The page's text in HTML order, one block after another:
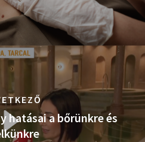
hatásai a bőrünkre és